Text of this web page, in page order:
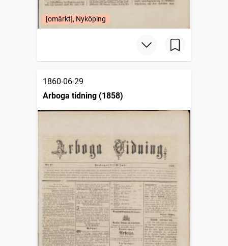
[omärkt], Nyköping
1860-06-29
Arboga tidning (1858)